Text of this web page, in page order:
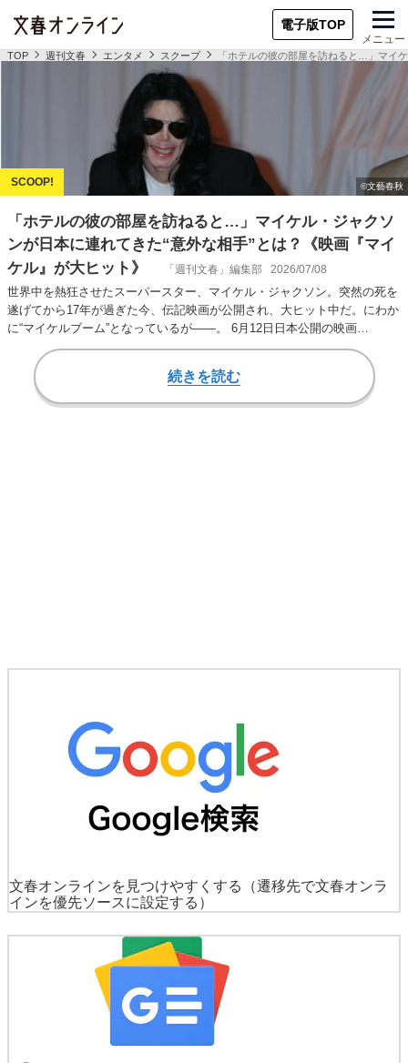
電子版TOP
メニュー
TOP 週刊文春 エンタメ スクープ 「ホテルの彼の部屋を訪ねると…」マイ
「ホテルの彼の部屋を訪ねると…」マイケル・ジャクソ
ンが日本に連れてきた“意外な相手”とは？《映画『マイ
ケル』が大ヒット》
「週刊文春」編集部 2026/07/08
世界中を熱狂させたスーパースター、マイケル・ジャクソン。突然の死を
遂げてから17年が過ぎた今、伝記映画が公開され、大ヒット中だ。にわか
に“マイケルブーム”となっているが――。 6月12日日本公開の映画
『Michae…
続きを読む
文春オンラインを見つけやすくする
（遷移先で文春オンラ
インを優先ソースに設定する）